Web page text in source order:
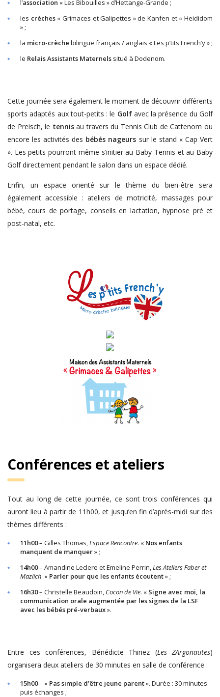
l’association « Les Bibouilles » d’Hettange-Grande ;
les crèches« Grimaces et Galipettes » de Kanfen et « Heididom
» ;
la micro-crèche bilingue français / anglais « Les p’tits French’y » ;
le Relais Assistants Maternels situé à Dodenom.
Cette journée sera également le moment de découvrir différents
sports adaptés aux tout-petits : le Golfavec la présence du Golf
de Preisch, le tennisau travers du Tennis Club de Cattenom ou
encore les activités des bébés nageurs sur le stand « Cap Vert
». Les petits pourront même s’initier au Baby Tennis et au Baby
Golf directement pendant le salon dans un espace dédié.
Enfin, un espace orienté sur le thème du bien-être sera
également accessible : ateliers de motricité, massages pour
bébé, cours de portage, conseils en lactation, hypnose pré et
post-natal, etc.
Conférences et ateliers
Tout au long de cette journée, ce sont trois conférences qui
auront lieu à partir de 11h00, et jusqu’en fin d’après-midi sur des
thèmes différents :
11h00– Gilles Thomas,Espace Rencontre. « Nos enfants
manquent de manquer» ;
14h00– Amandine Leclere et Emeline Perrin,Les Ateliers Faber et
Mazlich. « Parler pour que les enfants écoutent» ;
16h30– Christelle Beaudoin, Cocon de Vie. « Signe avec moi, la
communication orale augmentée par les signes de la LSF
avec les bébés pré-verbaux».
Entre ces conférences, Bénédicte Thiriez (Les ZArgonautes)
organisera deux ateliers de 30 minutes en salle de conférence :
15h00– « Pas simple d’être jeune parent». Durée : 30 minutes
puis échanges ;